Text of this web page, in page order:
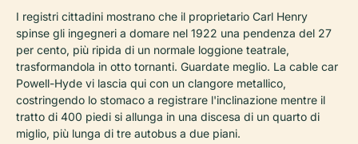
I registri cittadini mostrano che il proprietario Carl Henry
spinse gli ingegneri a domare nel 1922 una pendenza del 27
per cento, più ripida di un normale loggione teatrale,
trasformandola in otto tornanti. Guardate meglio. La cable car
Powell-Hyde vi lascia qui con un clangore metallico,
costringendo lo stomaco a registrare l'inclinazione mentre il
tratto di 400 piedi si allunga in una discesa di un quarto di
miglio, più lunga di tre autobus a due piani.